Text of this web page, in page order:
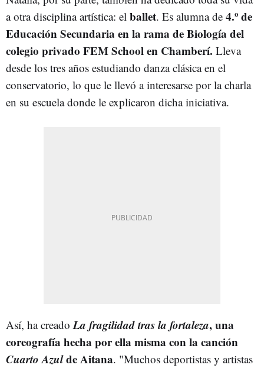
a otra disciplina artística: el ballet. Es alumna de 4.º de
Educación Secundaria en la rama de Biología del
colegio privado FEM School en Chamberí. Lleva
desde los tres años estudiando danza clásica en el
conservatorio, lo que le llevó a interesarse por la charla
en su escuela donde le explicaron dicha iniciativa.
Así, ha creadoLa fragilidad tras la fortaleza, una
coreografía hecha por ella misma con la canción
Cuarto Azulde Aitana. "Muchos deportistas y artistas